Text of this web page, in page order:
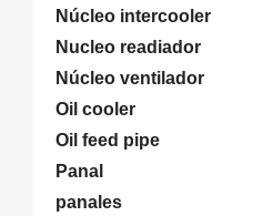
Núcleo intercooler
Nucleo readiador
Núcleo ventilador
Oil cooler
Oil feed pipe
Panal
panales